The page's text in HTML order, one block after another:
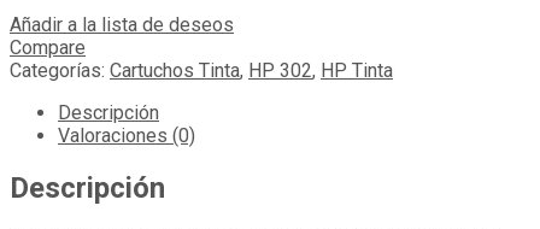
Añadir a la lista de deseos
Compare
Categorías: Cartuchos Tinta, HP 302, HP Tinta
Descripción
Valoraciones (0)
Descripción